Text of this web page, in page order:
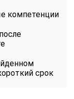
компетенции
срок